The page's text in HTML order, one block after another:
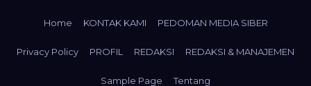
Home KONTAK KAMI PEDOMAN MEDIA SIBER
Privacy Policy PROFIL REDAKSI REDAKSI & MANAJEMEN
Sample Page Tentang